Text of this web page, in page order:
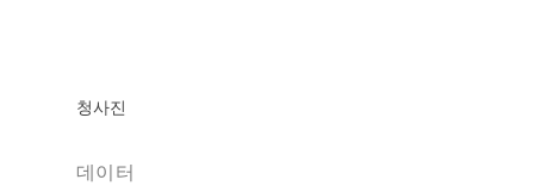
청사진
데이터